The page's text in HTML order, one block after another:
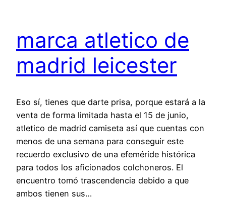
marca atletico de
madrid leicester
Eso sí, tienes que darte prisa, porque estará a la
venta de forma limitada hasta el 15 de junio,
atletico de madrid camiseta así que cuentas con
menos de una semana para conseguir este
recuerdo exclusivo de una efeméride histórica
para todos los aficionados colchoneros. El
encuentro tomó trascendencia debido a que
ambos tienen sus…